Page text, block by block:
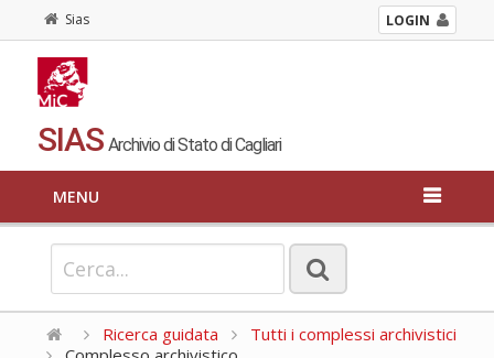
Sias LOGIN
SIAS Archivio di Stato di Cagliari
MENU
Ricerca guidata
Tutti i complessi archivistici